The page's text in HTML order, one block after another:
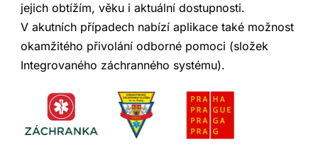
jejich obtížím, věku i aktuální dostupnosti.
V akutních případech nabízí aplikace také možnost
okamžitého přivolání odborné pomoci (složek
Integrovaného záchranného systému).